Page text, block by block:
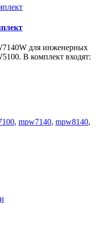
для инженерных
В комплект входят:
, mpw7140, mpw8140,